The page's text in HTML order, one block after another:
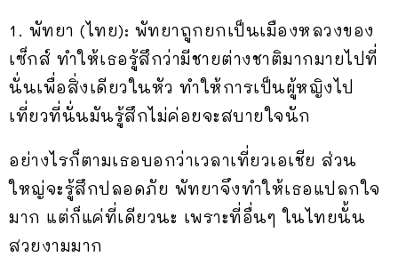
1. พัทยา (ไทย): พัทยาถูกยกเป็นเมืองหลวงของ
เซ็กส์ ทำให้เธอรู้สึกว่ามีชายต่างชาติมากมายไปที่
นั่นเพื่อสิ่งเดียวในหัว ทำให้การเป็นผู้หญิงไป
เที่ยวที่นั่นมันรู้สึกไม่ค่อยจะสบายใจนัก
อย่างไรก็ตามเธอบอกว่าเวลาเที่ยวเอเชีย ส่วน
ใหญ่จะรู้สึกปลอดภัย พัทยาจึงทำให้เธอแปลกใจ
มาก แต่ก็แค่ที่เดียวนะ เพราะที่อื่นๆ ในไทยนั้น
สวยงามมาก